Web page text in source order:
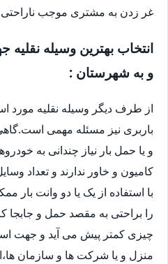
غر زدن به مشتری موجب
انتخاب بهترین وسیله
و به شهرستان :
از طرف دیگر وسیله نقلیه مورد
باربری نیز مسئله مهمی
و یا حمل بار نیاز چندانی به
کامیون و خاور ندارند و تعداد
با استفاده از یک یا دو وانت بار
را براحتی به مقصد حمل و جابجا
چیزی کمتر پیش می آید و جهت
منزل و یا شرکت ها و سازمان